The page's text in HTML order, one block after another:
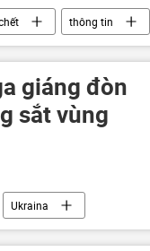
thông tin
vi phạm
giáng đòn
sắt vùng
Ukraina
DNR